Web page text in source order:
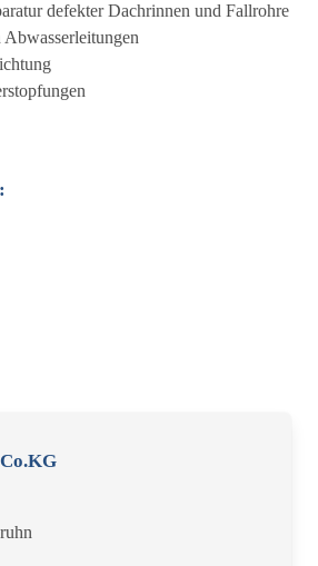
defekter Dachrinnen und Fallrohre